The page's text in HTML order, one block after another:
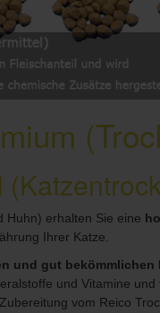
Huhn) erhalten Sie eine
Ihrer Katze.
und gut
und Vitamine
vom Reico